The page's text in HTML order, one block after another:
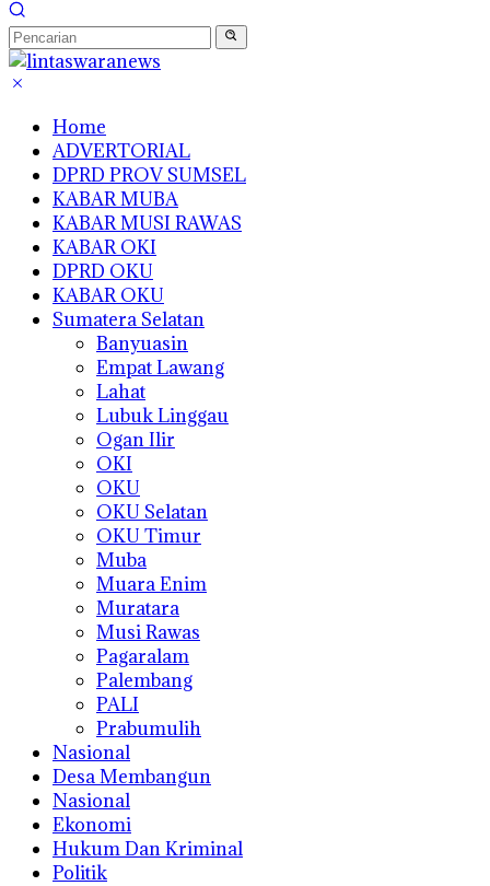
Home
ADVERTORIAL
DPRD PROV SUMSEL
KABAR MUBA
KABAR MUSI RAWAS
KABAR OKI
DPRD OKU
KABAR OKU
Sumatera Selatan
Banyuasin
Empat Lawang
Lahat
Lubuk Linggau
Ogan Ilir
OKI
OKU
OKU Selatan
OKU Timur
Muba
Muara Enim
Muratara
Musi Rawas
Pagaralam
Palembang
PALI
Prabumulih
Nasional
Desa Membangun
Nasional
Ekonomi
Hukum Dan Kriminal
Politik